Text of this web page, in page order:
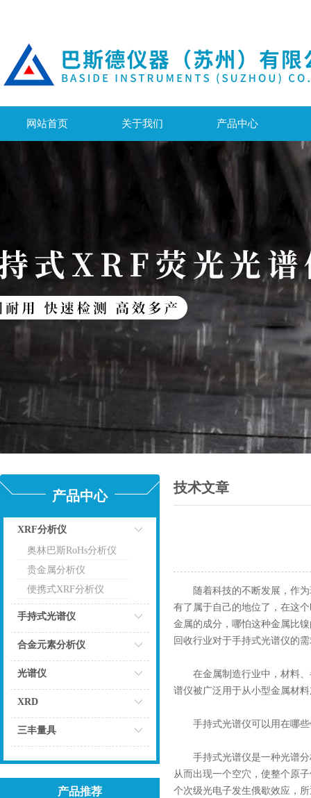
网站首页 关于我们 产品中心
产品中心
XRF分析仪
点击
奥林巴斯RoHs分析仪
贵金属分析仪
便携式XRF分析仪
手持式光谱仪
合金元素分析仪
光谱仪
XRD
三丰量具
产品推荐
技术文章
随着科技的不断发展，作为
有了属于自己的地位了，在这
金属的成分，哪怕这种金属比
回收行业对于手持式光谱仪的
在金属制造行业中，材料、
谱仪被广泛用于从小型金属材
手持式光谱仪可以用在哪些
手持式光谱仪是一种光谱分
从而出现一个空穴，使整个原
个次级光电子发生俄歇效应，